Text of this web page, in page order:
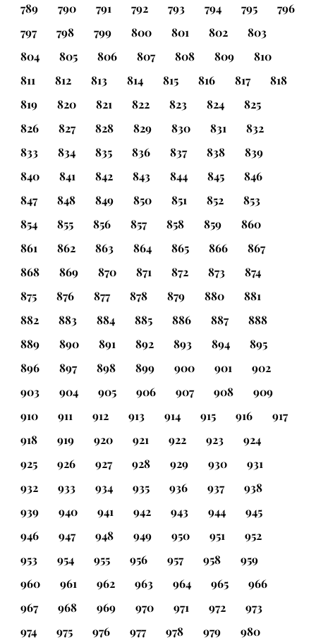
789
790 791 792 793 794 795
796
797
798 799 800 801 802
803
804
805 806 807 808 809
810
811
812 813 814 815 816 817
818
819
820 821 822 823 824
825
826
827 828 829 830 831
832
833
834 835 836 837 838
839
840
841 842 843 844 845
846
847
848 849 850 851 852
853
854
855 856 857 858 859
860
861
862 863 864 865 866
867
868
869 870 871 872 873
874
875
876 877 878 879 880
881
882
883 884 885 886 887
888
889
890 891 892 893 894
895
896
897 898 899 900 901
902
903
904 905 906 907 908
909
910
911 912 913 914 915 916
917
918
919 920 921 922 923
924
925
926 927 928 929 930
931
932
933 934 935 936 937
938
939
940 941 942 943 944
945
946
947 948 949 950 951
952
953
954 955 956 957 958
959
960
961 962 963 964 965
966
967
968 969 970 971 972
973
974
975 976 977 978 979
980